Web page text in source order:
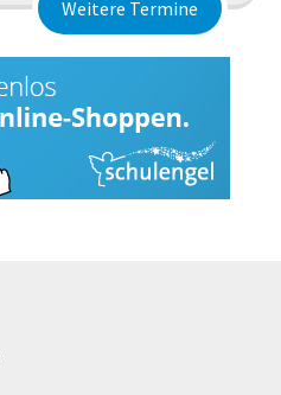
Weitere Termine